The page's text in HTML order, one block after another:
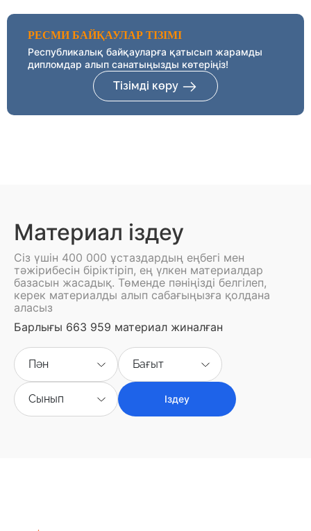
РЕСМИ БАЙҚАУЛАР ТІЗІМІ
Республикалық байқауларға қатысып жарамды
дипломдар алып санатыңызды көтеріңіз!
Тізімді көру
Материал іздеу
Сіз үшін 400 000 ұстаздардың еңбегі мен
тәжірибесін біріктіріп, ең үлкен материалдар
базасын жасадық. Төменде пәніңізді белгілеп,
керек материалды алып сабағыңызға қолдана
аласыз
Барлығы 663 959 материал жиналған
Пән Бағыт
Сынып Іздеу